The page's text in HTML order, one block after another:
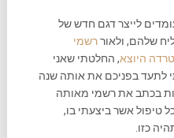
לייצר דגם חדש של
רשמי
היוצא, החלטתי שאני
לתעד בפניכם את אותה שנה
בכתב את רשמי מאותה
טיפול אשר ביצעתי בו,
כזו.